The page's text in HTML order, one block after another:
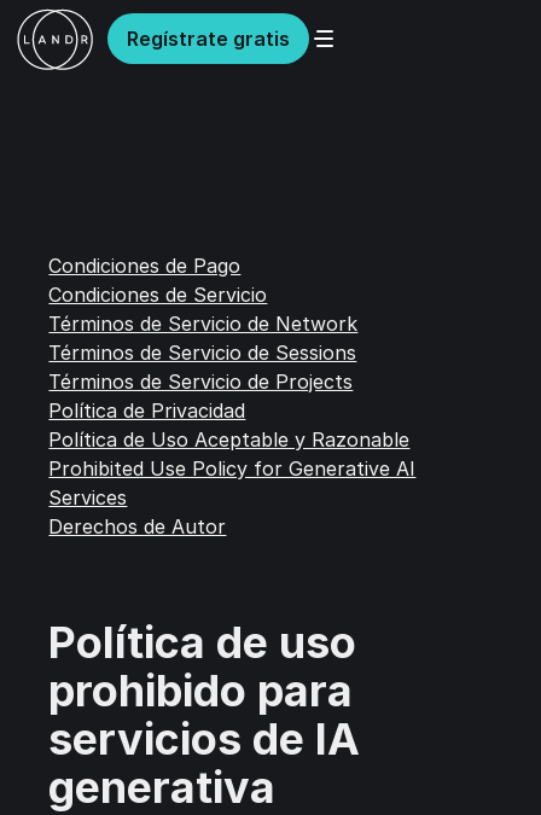
Regístrate gratis
Condiciones de Pago
Condiciones de Servicio
Términos de Servicio de Network
Términos de Servicio de Sessions
Términos de Servicio de Projects
Política de Privacidad
Política de Uso Aceptable y Razonable
Prohibited Use Policy for Generative AI
Services
Derechos de Autor
Política de uso
prohibido para
servicios de IA
generativa